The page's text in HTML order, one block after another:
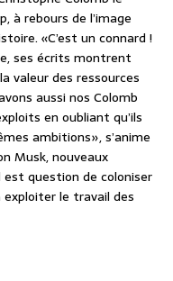
à rebours de l’image
«C’est un connard !
ses écrits montrent
valeur des ressources
aussi nos Colomb
en oubliant qu’ils
ambitions», s’anime
Musk, nouveaux
question de coloniser
le travail des